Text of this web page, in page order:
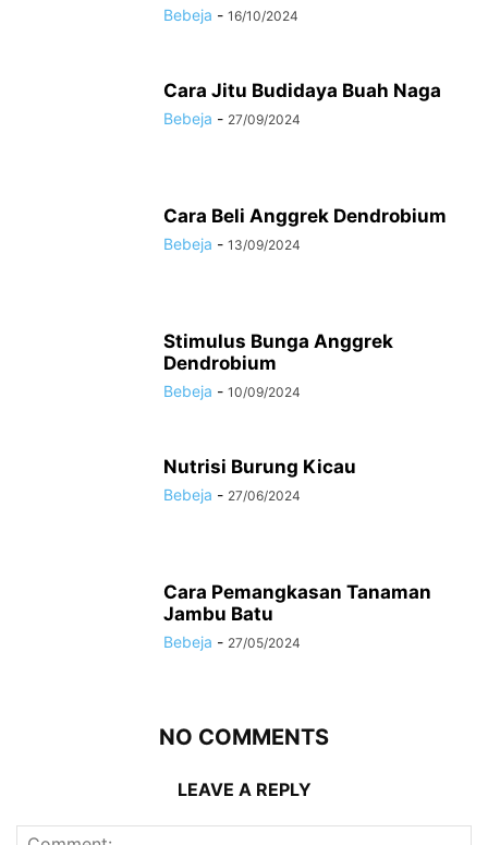
Bebeja - 16/10/2024
Cara Jitu Budidaya Buah Naga
Bebeja - 27/09/2024
Cara Beli Anggrek Dendrobium
Bebeja - 13/09/2024
Stimulus Bunga Anggrek
Dendrobium
Bebeja - 10/09/2024
Nutrisi Burung Kicau
Bebeja - 27/06/2024
Cara Pemangkasan Tanaman
Jambu Batu
Bebeja - 27/05/2024
NO COMMENTS
LEAVE A REPLY